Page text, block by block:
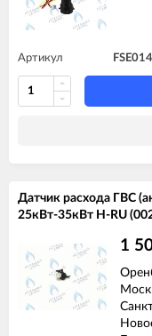
Артикул FSE014
Датчик расхода ГВС
25кВт-35кВт H-RU
1